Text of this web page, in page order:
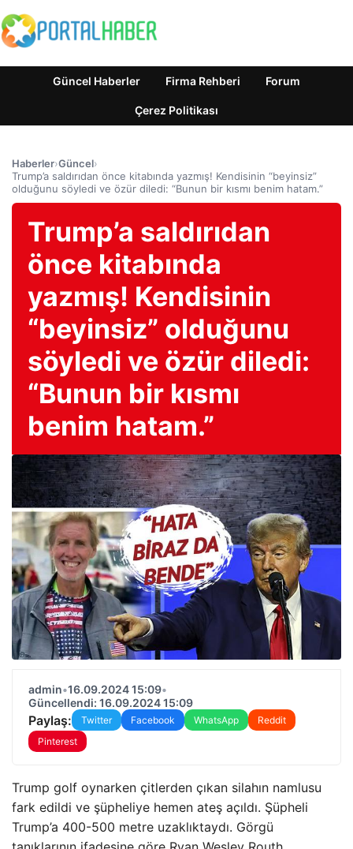
Güncel Haberler Firma Rehberi Forum
Çerez Politikası
Haberler›Güncel›
Trump’a saldırıdan önce kitabında yazmış! Kendisinin “beyinsiz”
olduğunu söyledi ve özür diledi: “Bunun bir kısmı benim hatam.”
Trump’a saldırıdan
önce kitabında
yazmış! Kendisinin
“beyinsiz” olduğunu
söyledi ve özür diledi:
“Bunun bir kısmı
benim hatam.”
admin•16.09.2024 15:09•
Güncellendi: 16.09.2024 15:09
Paylaş: Twitter Facebook WhatsApp
Reddit
Pinterest
Trump golf oynarken çitlerden çıkan silahın namlusu
fark edildi ve şüpheliye hemen ateş açıldı. Şüpheli
Trump’a 400-500 metre uzaklıktaydı. Görgü